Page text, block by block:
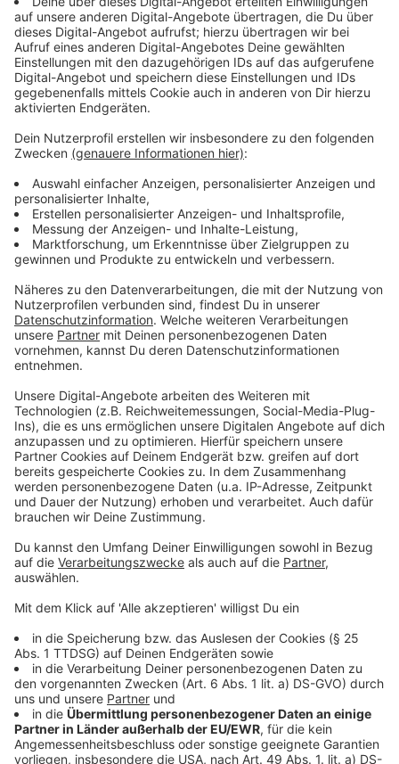
Anzeige
Wer ist alles gefährdet?
Anzeige
Schließlich seien so einige Personengruppe gefährdet.
Eine Grippeerkrankung könnte für sie schlimme Folgen
haben, sagt Glasmacher. Wen sie meint, zählt sie hier
auf: "Alle Menschen, die über 60 Jahre alt sind, sollten
sich genauso impfen lassen, wie Schwangere.
Personen mit chronischen Krankheiten, zum Beispiel
mit Diabetes, müsste sich impfen lassen. Viele
Arbeitgeber bieten schließlich auch schon eine
Grippeschutzimpfung an - es ist also relativ
unkompliziert, sich den Impfstoff verabreichen zu
lassen."
Anzeige
Einzig Menschen mit einer schweren Eiweiß-Allergie
dürften nicht geimpft werden. Doch Personen mit
einer solch schweren Erkrankung kämen tatsächlich
sehr selten vor, erklärt die Biologin weiter.
Anzeige
Welche Vorteile hat eine
Grippeschutzimpfung?
Anzeige
Klar, eine Grippeschutzimpfung hilft natürlich nicht